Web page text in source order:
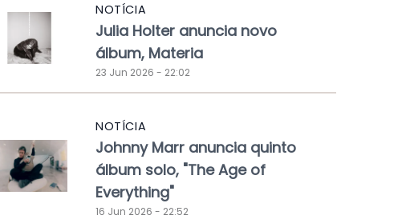
NOTÍCIA
Julia Holter anuncia novo
álbum, Materia
23 Jun 2026 - 22:02
NOTÍCIA
Johnny Marr anuncia quinto
álbum solo, "The Age of
Everything"
16 Jun 2026 - 22:52